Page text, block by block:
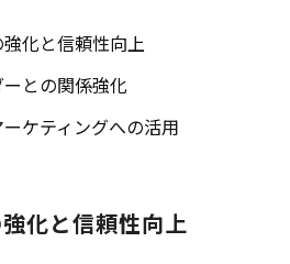
化と信頼性向上
との関係強化
ケティングへの活用
化と信頼性向上